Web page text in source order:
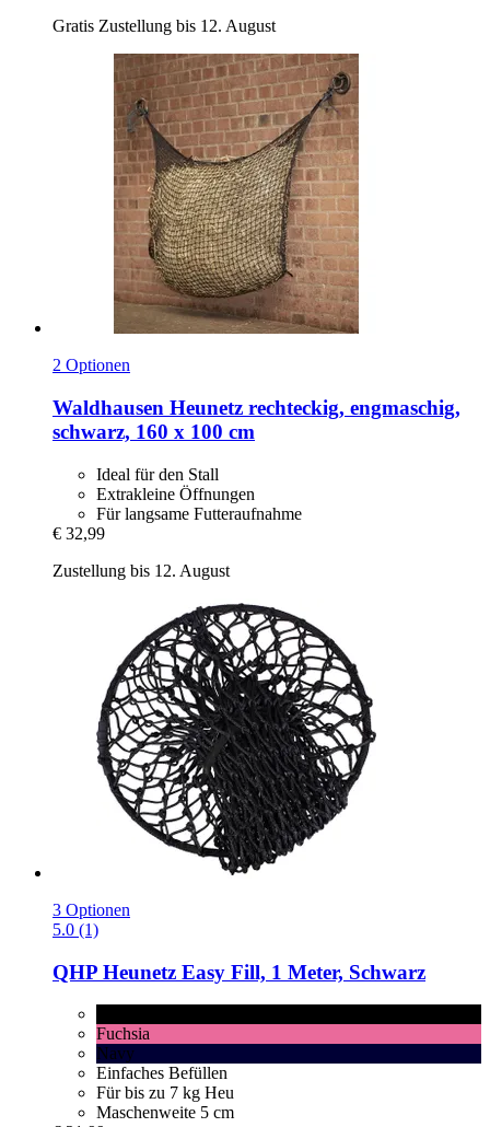
Gratis Zustellung bis 12. August
2 Optionen
Waldhausen Heunetz rechteckig, engmaschig,
schwarz, 160 x 100 cm
Ideal für den Stall
Extrakleine Öffnungen
Für langsame Futteraufnahme
€ 32,99
Zustellung bis 12. August
3 Optionen
5.0 (1)
QHP Heunetz Easy Fill, 1 Meter, Schwarz
Fuchsia
Navy
Einfaches Befüllen
Für bis zu 7 kg Heu
Maschenweite 5 cm